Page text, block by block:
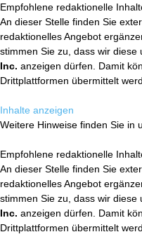
Empfohlene redaktionelle
An dieser Stelle finden Sie
redaktionelles Angebot
stimmen Sie zu, dass wir diese
Inc. anzeigen dürfen. Damit
Drittplattformen übermittelt
Inhalte anzeigen
Weitere Hinweise finden Sie in
Empfohlene redaktionelle
An dieser Stelle finden Sie
redaktionelles Angebot
stimmen Sie zu, dass wir diese
Inc. anzeigen dürfen. Damit
Drittplattformen übermittelt